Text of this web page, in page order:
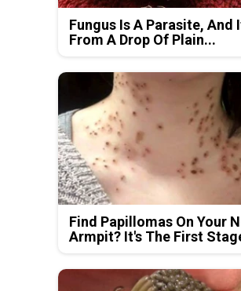
Fungus Is A Parasite, And
From A Drop Of Plain...
Find Papillomas On Your
Armpit? It's The First